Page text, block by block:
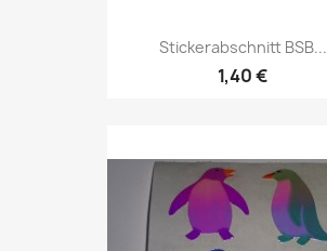
Stickerabschnitt BSB...
1,40 €